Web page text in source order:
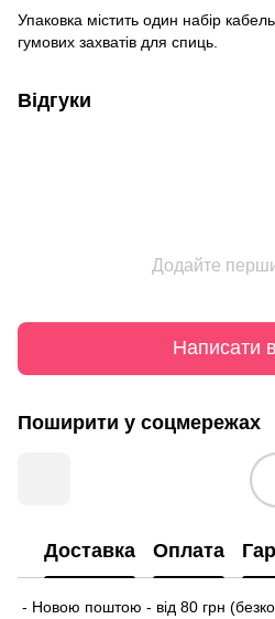
Упаковка містить один набір
гумових захватів для спиць.
Відгуки
Додайте
Написати
Поширити у соцмережах
Доставка Оплата
- Новою поштою - від 80 грн